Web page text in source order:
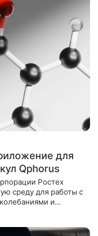
для
Qphorus
Ростех
среду для работы с
и